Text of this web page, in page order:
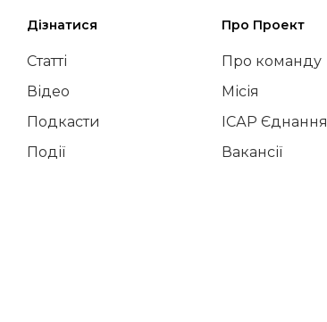
Дізнатися
Статті
Відео
Подкасти
Події
Про Проект
Про команду
Місія
ІСАР Єднання
Вакансії